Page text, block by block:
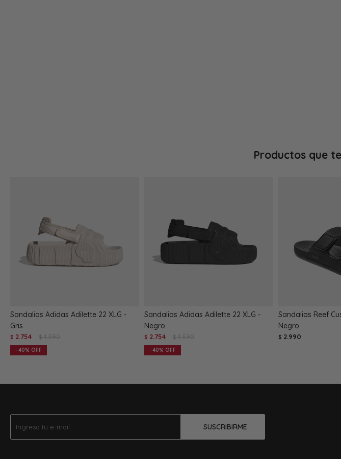
Productos que
Sandalias Adidas Adilette 22 XLG -
Gris
$ 2.754 $ 4.590
40
Sandalias Adidas Adilette 22 XLG -
Negro
$ 2.754 $ 4.590
40
Sandalias Reef
Negro
$ 2.990
SUSCRIBIRME